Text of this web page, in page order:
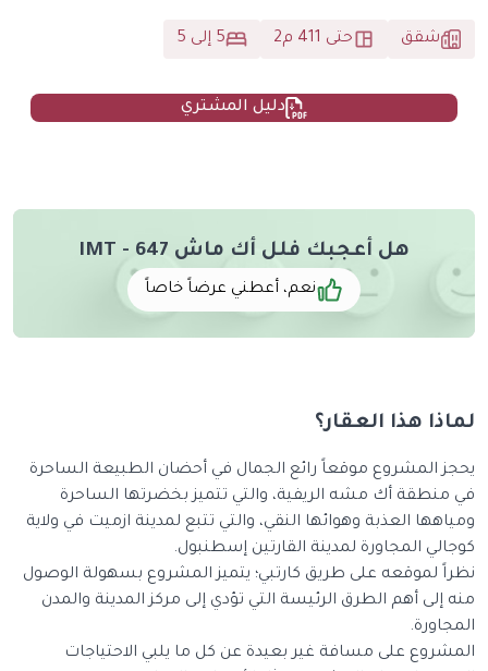
شقق حتى 411 م2 5 إلى 5
دليل المشتري
هل أعجبك فلل أك ماش IMT - 647
نعم، أعطني عرضاً خاصاً
لماذا هذا العقار؟
يحجز المشروع موقعاً رائع الجمال في أحضان الطبيعة الساحرة
في منطقة أك مشه الريفية، والتي تتميز بخضرتها الساحرة
ومياهها العذبة وهوائها النقي، والتي تتبع لمدينة ازميت في ولاية
كوجالي المجاورة لمدينة القارتين إسطنبول.
نظراً لموقعه على طريق كارتبي؛ يتميز المشروع بسهولة الوصول
منه إلى أهم الطرق الرئيسة التي تؤدي إلى مركز المدينة والمدن
المجاورة.
المشروع على مسافة غير بعيدة عن كل ما يلبي الاحتياجات